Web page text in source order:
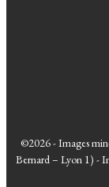
©2026 - Images
Bernard – Lyon 1) -